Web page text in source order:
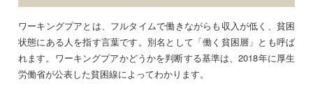
ワーキングプアとは、フルタイムで働きながらも収入が低く、貧困
状態にある人を指す言葉です。別名として「働く貧困層」とも呼ば
れます。ワーキングプアかどうかを判断する基準は、2018年に厚生
労働省が公表した貧困線によってわかります。